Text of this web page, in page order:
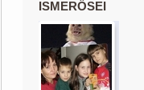
ISMERŐSEI